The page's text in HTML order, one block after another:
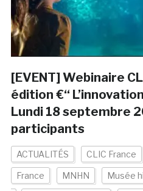
[EVENT] Webinaire
édition €“
Lundi 18 septembre
participants
ACTUALITÉS CLIC France
France MNHN Musée